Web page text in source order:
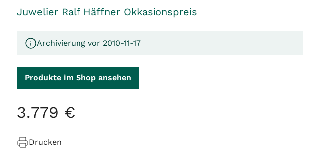
Juwelier Ralf Häffner Okkasionspreis
Archivierung vor 2010-11-17
Produkte im Shop ansehen
3.779 €
Drucken